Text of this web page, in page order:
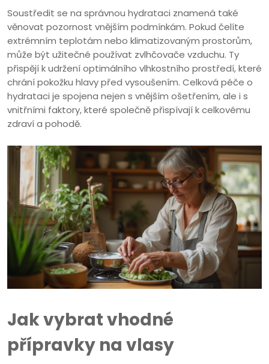
Soustředit se na správnou hydrataci znamená také
věnovat pozornost vnějším podmínkám. Pokud čelíte
extrémním teplotám nebo klimatizovaným prostorům,
může být užitečné používat zvlhčovače vzduchu. Ty
přispějí k udržení optimálního vlhkostního prostředí, které
chrání pokožku hlavy před vysoušením. Celková péče o
hydrataci je spojena nejen s vnějším ošetřením, ale i s
vnitřními faktory, které společně přispívají k celkovému
zdraví a pohodě.
Jak vybrat vhodné
přípravky na vlasy